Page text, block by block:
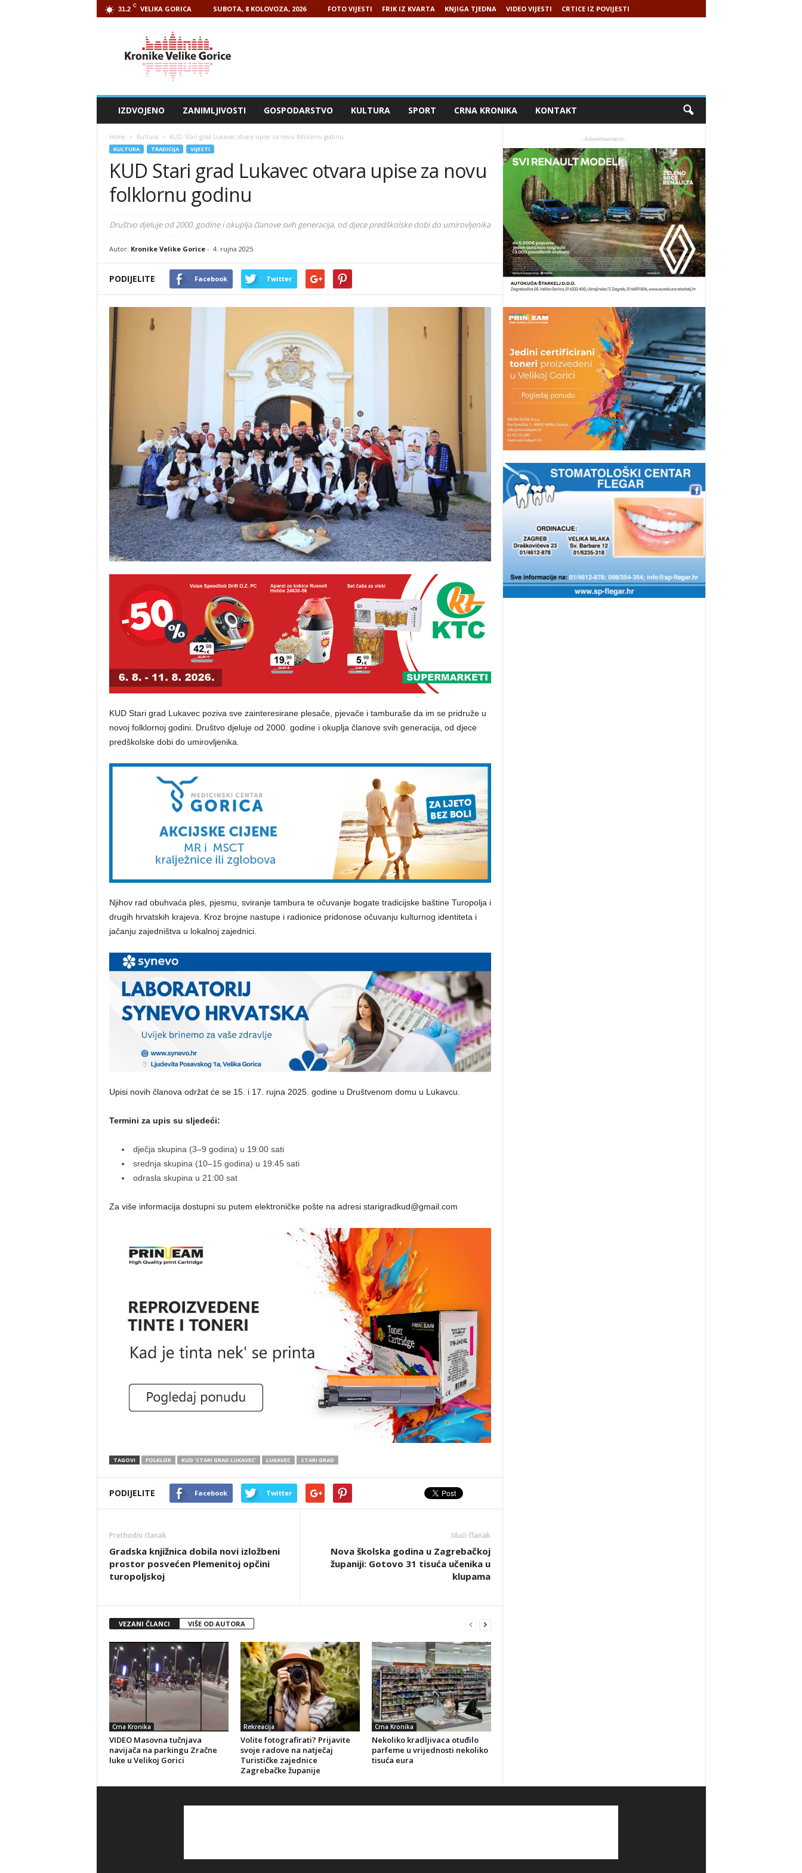
31.2 C VELIKA GORICA SUBOTA, 8 KOLOVOZA, 2026 FOTO VIJESTI FRIK IZ KVARTA KNJIGA TJEDNA VIDEO VIJESTI CRTICE IZ POVIJESTI
IZDVOJENO ZANIMLJIVOSTI GOSPODARSTVO KULTURA SPORT CRNA KRONIKA KONTAKT
Home Kultura KUD Stari grad Lukavec otvara upise za novu folklornu godinu
KULTURA TRADICIJA VIJESTI
KUD Stari grad Lukavec otvara upise za novu
folklornu godinu
Društvo djeluje od 2000. godine i okuplja članove svih generacija, od djece predškolske dobi do umirovljenika
Autor: Kronike Velike Gorice- 4. rujna 2025
PODIJELITE Facebook Twitter
KUD Stari grad Lukavec poziva sve zainteresirane plesače, pjevače i tamburaše da im se pridruže u
novoj folklornoj godini. Društvo djeluje od 2000. godine i okuplja članove svih generacija, od djece
predškolske dobi do umirovljenika.
Njihov rad obuhvaća ples, pjesmu, sviranje tambura te očuvanje bogate tradicijske baštine Turopolja i
drugih hrvatskih krajeva. Kroz brojne nastupe i radionice pridonose očuvanju kulturnog identiteta i
jačanju zajedništva u lokalnoj zajednici.
Upisi novih članova održat će se 15. i 17. rujna 2025. godine u Društvenom domu u Lukavcu.
Termini za upis su sljedeći:
dječja skupina (3–9 godina) u 19:00 sati
srednja skupina (10–15 godina) u 19:45 sati
odrasla skupina u 21:00 sat
Za više informacija dostupni su putem elektroničke pošte na adresi starigradkud@gmail.com
TAGOVI FOLKLOR KUD 'STARI GRAD LUKAVEC' LUKAVEC STARI GRAD
PODIJELITE Facebook Twitter
Prethodni članak
Gradska knjižnica dobila novi izložbeni
prostor posvećen Plemenitoj opčini
turopoljskoj
Idući članak
Nova školska godina u Zagrebačkoj
županiji: Gotovo 31 tisuća učenika u
klupama
VEZANI ČLANCI VIŠE OD AUTORA
Crna Kronika
VIDEO Masovna tučnjava
navijača na parkingu Zračne
luke u Velikoj Gorici
Rekreacija
Volite fotografirati? Prijavite
svoje radove na natječaj
Turističke zajednice
Zagrebačke županije
Crna Kronika
Nekoliko kradljivaca otuđilo
parfeme u vrijednosti nekoliko
tisuća eura
- Advertisement -